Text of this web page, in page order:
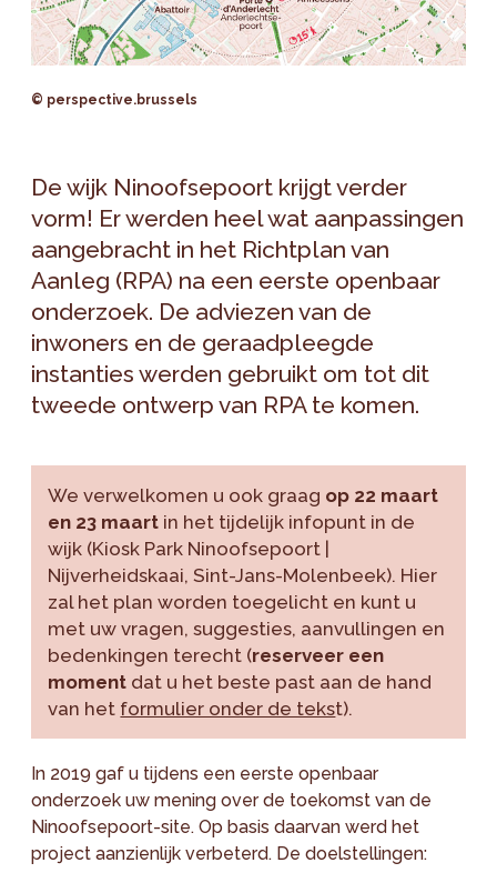
© perspective.brussels
De wijk Ninoofsepoort krijgt verder
vorm! Er werden heel wat aanpassingen
aangebracht in het Richtplan van
Aanleg (RPA) na een eerste openbaar
onderzoek. De adviezen van de
inwoners en de geraadpleegde
instanties werden gebruikt om tot dit
tweede ontwerp van RPA te komen.
We verwelkomen u ook graag op 22 maart
en 23 maart in het tijdelijk infopunt in de
wijk (Kiosk Park Ninoofsepoort |
Nijverheidskaai, Sint-Jans-Molenbeek). Hier
zal het plan worden toegelicht en kunt u
met uw vragen, suggesties, aanvullingen en
bedenkingen terecht (reserveer een
moment dat u het beste past aan de hand
van het formulier onder de tekst).
In 2019 gaf u tijdens een eerste openbaar
onderzoek uw mening over de toekomst van de
Ninoofsepoort-site. Op basis daarvan werd het
project aanzienlijk verbeterd. De doelstellingen: